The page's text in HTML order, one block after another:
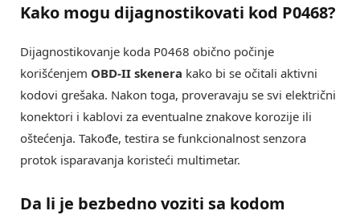
Kako mogu dijagnostikovati kod P0468?
Dijagnostikovanje koda P0468 obično počinje
korišćenjem OBD-II skenera kako bi se očitali aktivni
kodovi grešaka. Nakon toga, proveravaju se svi električni
konektori i kablovi za eventualne znakove korozije ili
oštećenja. Takođe, testira se funkcionalnost senzora
protok isparavanja koristeći multimetar.
Da li je bezbedno voziti sa kodom